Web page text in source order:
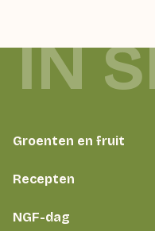
Groenten en fruit
Recepten
NGF-dag